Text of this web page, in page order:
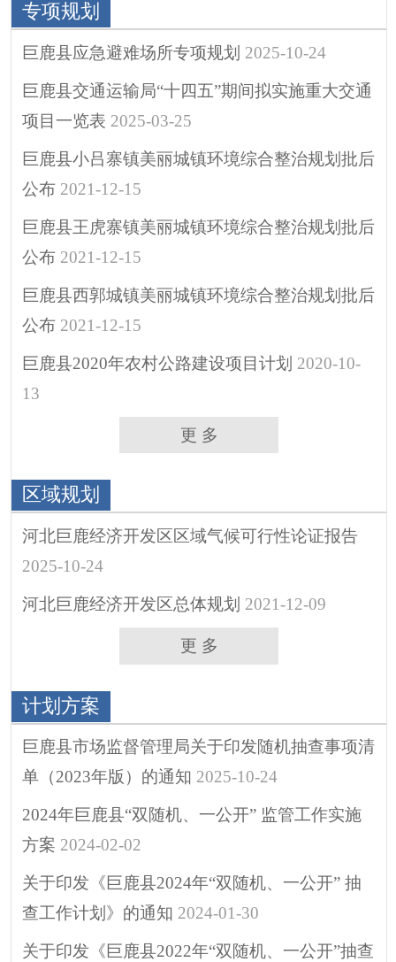
专项规划
巨鹿县应急避难场所专项规划 2025-10-24
巨鹿县交通运输局“十四五”期间拟实施重大交通
项目一览表 2025-03-25
巨鹿县小吕寨镇美丽城镇环境综合整治规划批后
公布 2021-12-15
巨鹿县王虎寨镇美丽城镇环境综合整治规划批后
公布 2021-12-15
巨鹿县西郭城镇美丽城镇环境综合整治规划批后
公布 2021-12-15
巨鹿县2020年农村公路建设项目计划 2020-10-
13
更 多
区域规划
河北巨鹿经济开发区区域气候可行性论证报告
2025-10-24
河北巨鹿经济开发区总体规划 2021-12-09
更 多
计划方案
巨鹿县市场监督管理局关于印发随机抽查事项清
单（2023年版）的通知 2025-10-24
2024年巨鹿县“双随机、一公开” 监管工作实施
方案 2024-02-02
关于印发《巨鹿县2024年“双随机、一公开” 抽
查工作计划》的通知 2024-01-30
关于印发《巨鹿县2022年“双随机、一公开”抽查